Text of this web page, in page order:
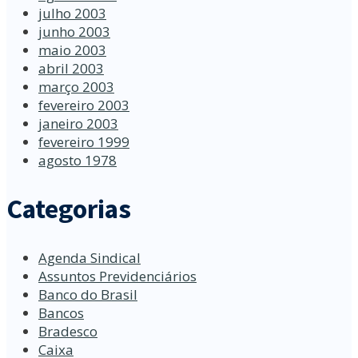
julho 2003
junho 2003
maio 2003
abril 2003
março 2003
fevereiro 2003
janeiro 2003
fevereiro 1999
agosto 1978
Categorias
Agenda Sindical
Assuntos Previdenciários
Banco do Brasil
Bancos
Bradesco
Caixa